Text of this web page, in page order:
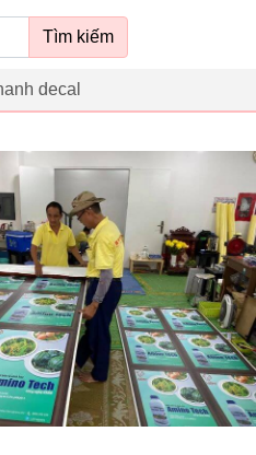
Tìm kiếm
decal